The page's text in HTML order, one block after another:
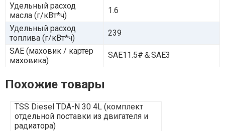
Удельный расход
масла (г/кВт*ч)
1.6
Удельный расход
топлива (г/кВт*ч)
239
SAE (маховик / картер
маховика)
SAE11.5#＆SAE3
Похожие товары
TSS Diesel TDA-N 30 4L (комплект
отдельной поставки из двигателя и
радиатора)